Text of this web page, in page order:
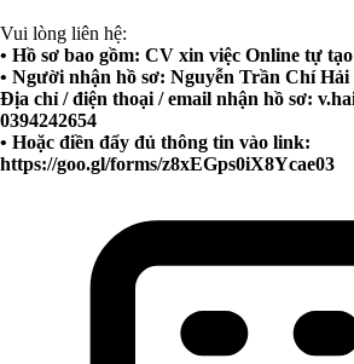
Vui lòng liên hệ:
• Hồ sơ bao gồm: CV xin việc Online tự tạo
• Người nhận hồ sơ: Nguyễn Trần Chí Hải
Địa chỉ / điện thoại / email nhận hồ sơ:
0394242654
• Hoặc điền đẩy đủ thông tin vào link:
https://goo.gl/forms/z8xEGps0iX8Ycae03